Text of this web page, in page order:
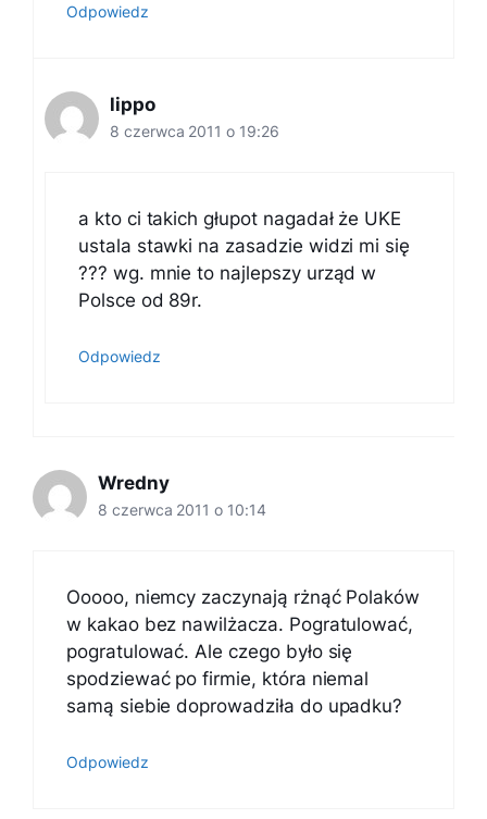
Odpowiedz
lippo
8 czerwca 2011 o 19:26
a kto ci takich głupot nagadał że UKE
ustala stawki na zasadzie widzi mi się
??? wg. mnie to najlepszy urząd w
Polsce od 89r.
Odpowiedz
Wredny
8 czerwca 2011 o 10:14
Ooooo, niemcy zaczynają rżnąć Polaków
w kakao bez nawilżacza. Pogratulować,
pogratulować. Ale czego było się
spodziewać po firmie, która niemal
samą siebie doprowadziła do upadku?
Odpowiedz